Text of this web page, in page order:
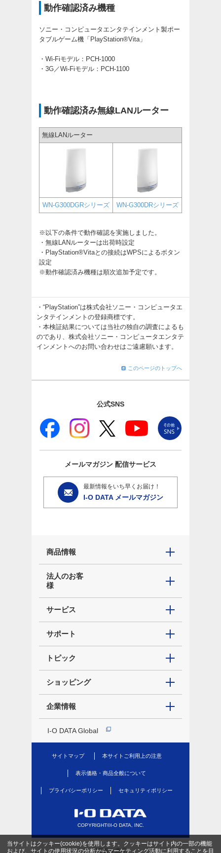
動作確認済み機種
ソニー・コンピュータエンタテインメント製ポー
タブルゲーム機「PlayStation®Vita」
・Wi-Fiモデル：PCH-1000
・3G／Wi-Fiモデル：PCH-1100
動作確認済み無線LANルーター
無線LANルーター
WN-G300DGRシリーズ WN-G300DRシリーズ
※以下の条件で動作確認を実施しました。
・無線LANルーターは出荷時設定
・PlayStation®Vitaとの接続はWPSによるボタン
設定
※動作確認済み機種は順次追加予定です。
・“PlayStation”は株式会社ソニー・コンピュータエ
ンタテインメントの登録商標です。
・本検証結果については当社の独自の調査によるも
のであり、株式会社ソニー・コンピュータエンタテ
インメントへのお問い合わせはご遠慮願います。
このページのトップへ
公式SNS
メールマガジン 配信サービス
最新情報をいち早くお届け！
I-O DATA メールマガジン
商品情報
法人のお客
様
サービス
サポート
トピック
ショッピング
企業情報
I-O DATA Global
サイトマップ 本サイトご利用上の注意
表示価格・商品全般について
プライバシーポリシー セキュリティポリシー
COPYRIGHT©I-O DATA, INC.
当サイトはクッキー(cookie)を使用します。クッキーはサイト内の一部の機能
および、サイトの使用状況の分析からマーケティング活動に利用することを目
PC版を表示